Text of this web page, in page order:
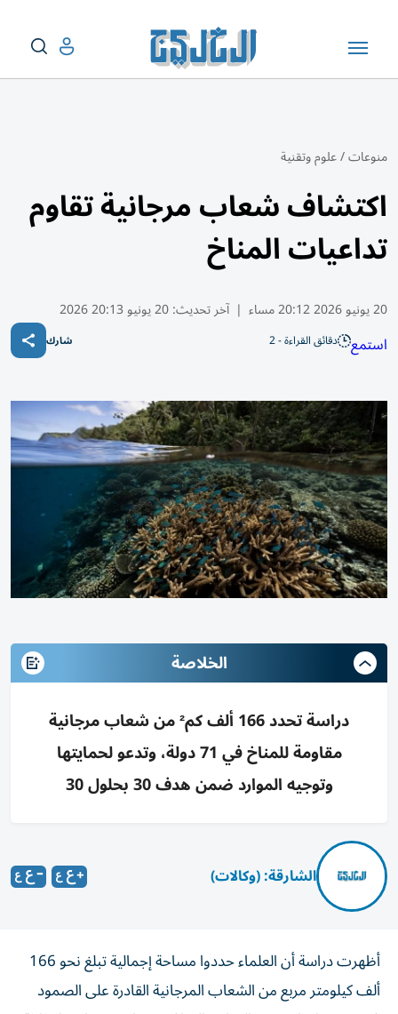
منوعات/علوم وتقنية
اكتشاف شعاب مرجانية تقاوم
تداعيات المناخ
20 يونيو 2026 20:12 مساء | آخر تحديث:20 يونيو 20:13 2026
استمع دقائق القراءة - 2 شارك
الخلاصة
دراسة تحدد 166 ألف كم² من شعاب مرجانية
مقاومة للمناخ في 71 دولة، وتدعو لحمايتها
وتوجيه الموارد ضمن هدف 30 بحلول 30
الشارقة: (وكالات)
أظهرت دراسة أن العلماء حددوا مساحة إجمالية تبلغ نحو 166
ألف كيلومتر مربع من الشعاب المرجانية القادرة على الصمود